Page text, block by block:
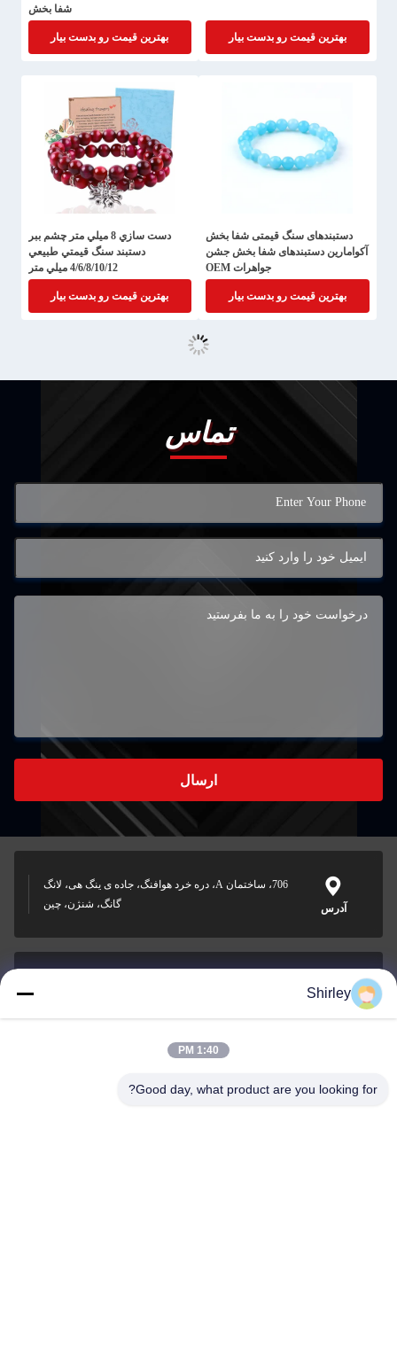
بهترین قیمت رو بدست بیار
شفا بخش
بهترین قیمت رو بدست بیار
دستبندهای سنگ قیمتی شفا بخش
آکوامارین دستبندهای شفا بخش جشن
جواهرات OEM
بهترین قیمت رو بدست بیار
دست سازي 8 ميلي متر چشم ببر
دستبند سنگ قیمتي طبيعي
4/6/8/10/12 ميلي متر
بهترین قیمت رو بدست بیار
تماس
ارسال
آدرس
706، ساختمان A، دره خرد هوافنگ، جاده ی ینگ هی، لانگ
گانگ، شنژن، چین
0086-18148506772
Shirley
1:40 PM
Good day, what product are you looking for?